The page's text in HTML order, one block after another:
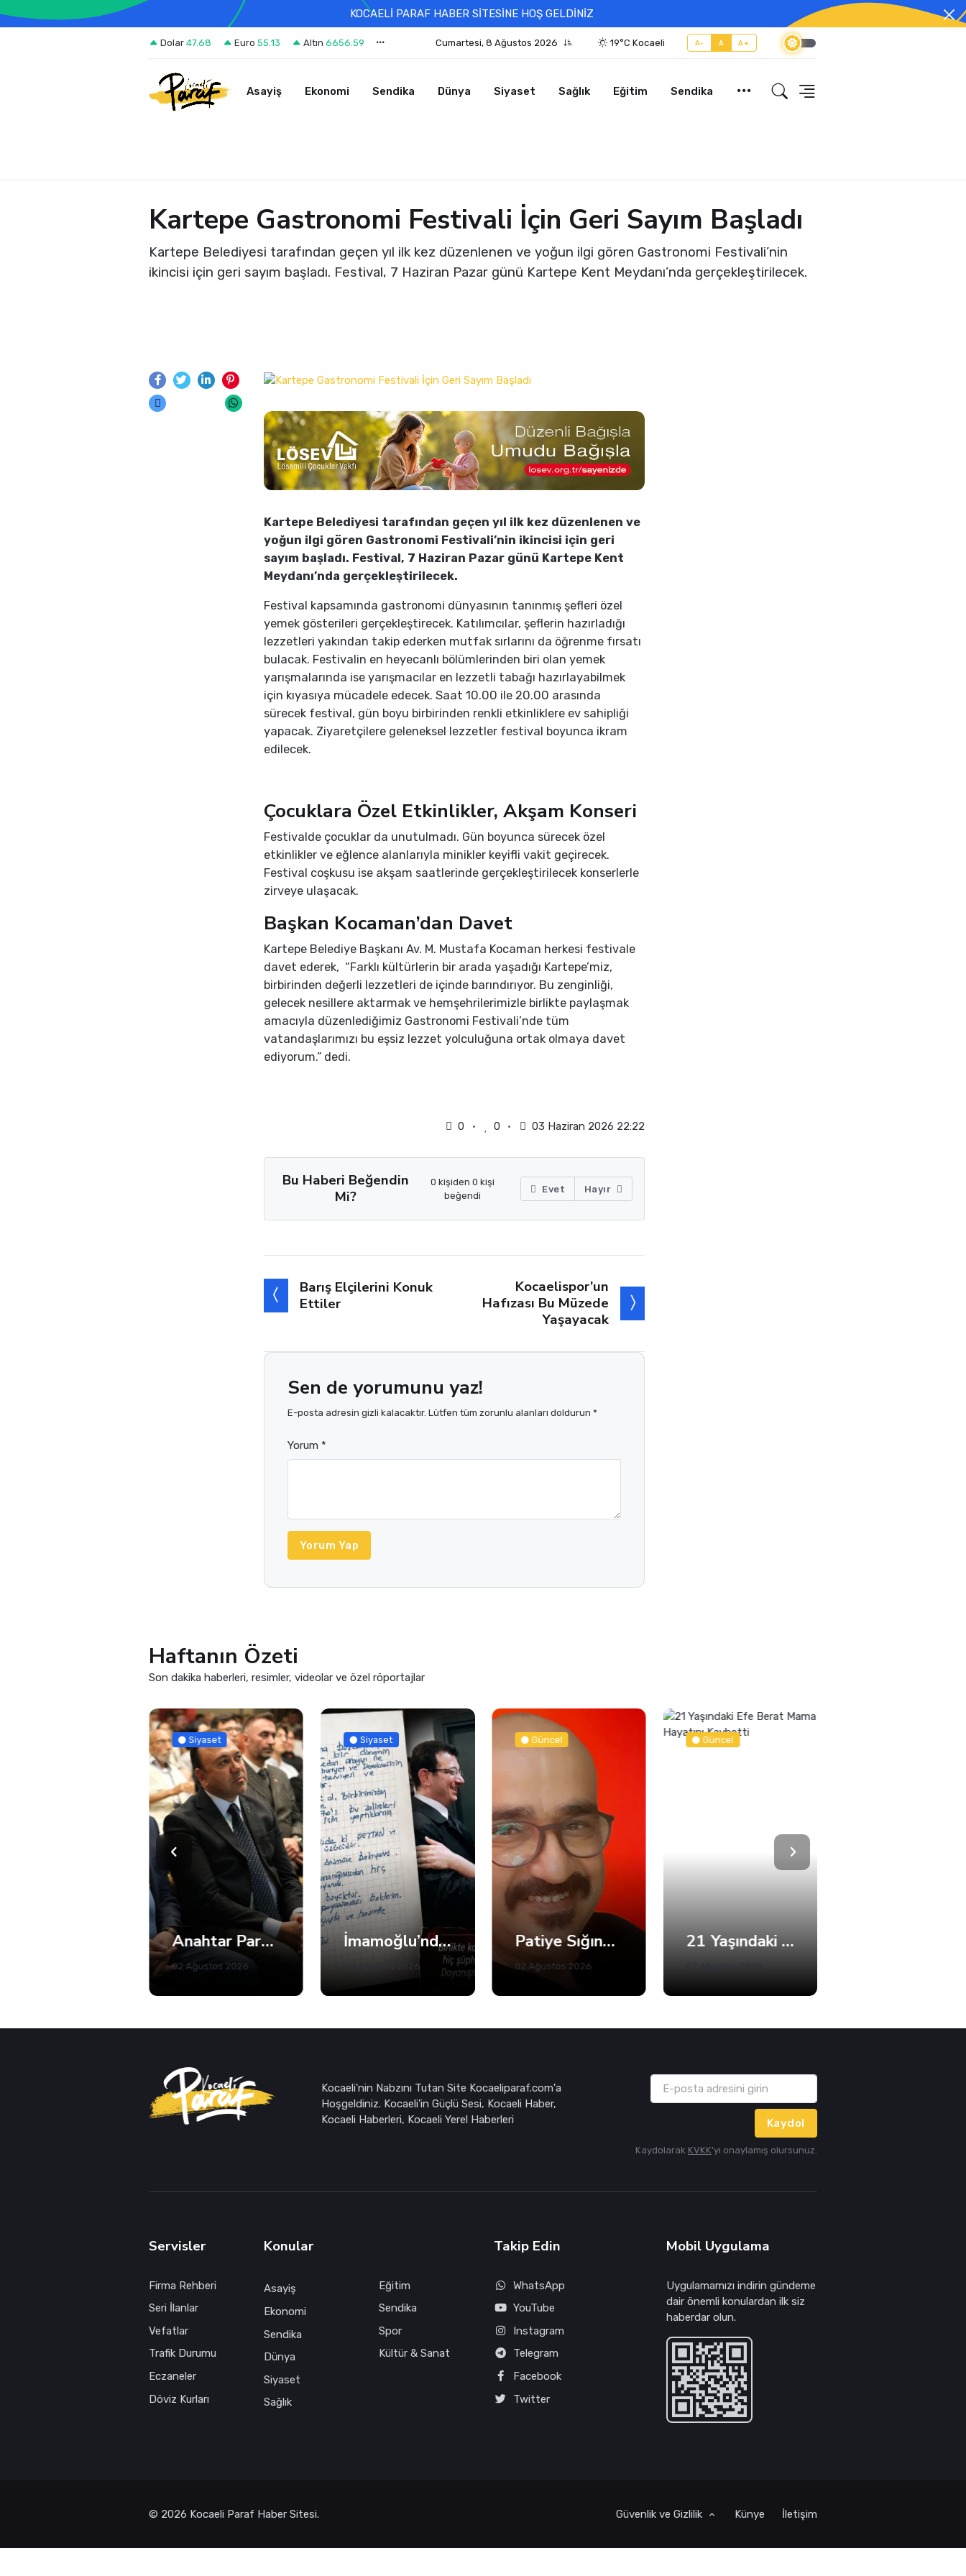
KOCAELİ PARAF HABER SİTESİNE HOŞ GELDİNİZ
Dolar 47.68 Euro 55.13 Altın 6656.59 Cumartesi, 8 Ağustos 2026 19°C Kocaeli A- A A+
Asayiş Ekonomi Sendika Dünya Siyaset Sağlık Eğitim Sendika
Kartepe Gastronomi Festivali İçin Geri Sayım Başladı
Kartepe Belediyesi tarafından geçen yıl ilk kez düzenlenen ve yoğun ilgi gören Gastronomi Festivali’nin
ikincisi için geri sayım başladı. Festival, 7 Haziran Pazar günü Kartepe Kent Meydanı’nda gerçekleştirilecek.
Kartepe Belediyesi tarafından geçen yıl ilk kez düzenlenen ve
yoğun ilgi gören Gastronomi Festivali’nin ikincisi için geri
sayım başladı. Festival, 7 Haziran Pazar günü Kartepe Kent
Meydanı’nda gerçekleştirilecek.
Festival kapsamında gastronomi dünyasının tanınmış şefleri özel
yemek gösterileri gerçekleştirecek. Katılımcılar, şeflerin hazırladığı
lezzetleri yakından takip ederken mutfak sırlarını da öğrenme fırsatı
bulacak. Festivalin en heyecanlı bölümlerinden biri olan yemek
yarışmalarında ise yarışmacılar en lezzetli tabağı hazırlayabilmek
için kıyasıya mücadele edecek. Saat 10.00 ile 20.00 arasında
sürecek festival, gün boyu birbirinden renkli etkinliklere ev sahipliği
yapacak. Ziyaretçilere geleneksel lezzetler festival boyunca ikram
edilecek.
Çocuklara Özel Etkinlikler, Akşam Konseri
Festivalde çocuklar da unutulmadı. Gün boyunca sürecek özel
etkinlikler ve eğlence alanlarıyla minikler keyifli vakit geçirecek.
Festival coşkusu ise akşam saatlerinde gerçekleştirilecek konserlerle
zirveye ulaşacak.
Başkan Kocaman’dan Davet
Kartepe Belediye Başkanı Av. M. Mustafa Kocaman herkesi festivale
davet ederek, “Farklı kültürlerin bir arada yaşadığı Kartepe’miz,
birbirinden değerli lezzetleri de içinde barındırıyor. Bu zenginliği,
gelecek nesillere aktarmak ve hemşehrilerimizle birlikte paylaşmak
amacıyla düzenlediğimiz Gastronomi Festivali’nde tüm
vatandaşlarımızı bu eşsiz lezzet yolculuğuna ortak olmaya davet
ediyorum.” dedi.
0 0 03 Haziran 2026 22:22
Bu Haberi Beğendin
Mi?
0 kişiden 0 kişi
beğendi
Evet Hayır
Barış Elçilerini Konuk
Ettiler
Kocaelispor’un
Hafızası Bu Müzede
Yaşayacak
Sen de yorumunu yaz!
E-posta adresin gizli kalacaktır. Lütfen tüm zorunlu alanları doldurun *
Yorum *
Yorum Yap
Haftanın Özeti
Son dakika haberleri, resimler, videolar ve özel röportajlar
Siyaset
Anahtar Parti Kocaeli Teşkilatı Tam Kadro Toplandı
02 Ağustos 2026
Siyaset
İmamoğlu’ndan Fatma Başkan’a Dayanışma Mektubu
02 Ağustos 2026
Güncel
Patiye Sığınan İnsan
02 Ağustos 2026
Güncel
21 Yaşındaki Efe Berat Mama Hayatını Kaybetti
Kocaeli'nin Nabzını Tutan Site Kocaeliparaf.com'a
Hoşgeldiniz. Kocaeli'in Güçlü Sesi, Kocaeli Haber,
Kocaeli Haberleri, Kocaeli Yerel Haberleri
Kaydol
Kaydolarak KVKK'yı onaylamış olursunuz.
Servisler
Firma Rehberi
Seri İlanlar
Vefatlar
Trafik Durumu
Eczaneler
Döviz Kurları
Konular
Asayiş
Ekonomi
Sendika
Dünya
Siyaset
Sağlık
Eğitim
Sendika
Spor
Kültür & Sanat
Takip Edin
WhatsApp
YouTube
Instagram
Telegram
Facebook
Twitter
Mobil Uygulama
Uygulamamızı indirin gündeme
dair önemli konulardan ilk siz
haberdar olun.
© 2026 Kocaeli Paraf Haber Sitesi. Güvenlik ve Gizlilik Künye İletişim